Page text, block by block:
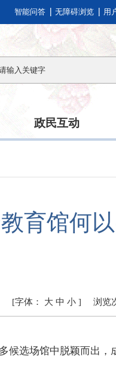
智能问答 无障碍浏览 用
政民互动
育馆何
浏览
[字体： 大 中 小 ]
候选场馆中脱颖而出，